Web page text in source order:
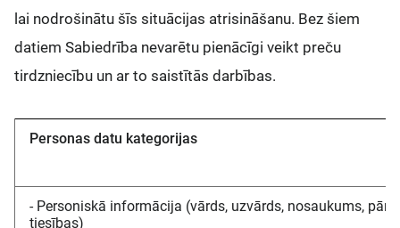
lai nodrošinātu šīs situācijas atrisināšanu. Bez šiem
datiem Sabiedrība nevarētu pienācīgi veikt preču
tirdzniecību un ar to saistītās darbības.
Personas datu kategorijas
- Personiskā informācija (vārds, uzvārds, nosaukums,
tiesības)